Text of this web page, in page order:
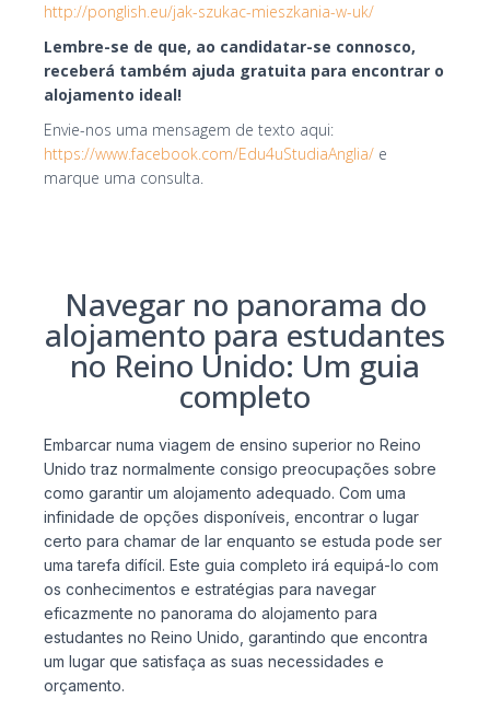
http://ponglish.eu/jak-szukac-mieszkania-w-uk/
Lembre-se de que, ao candidatar-se connosco,
receberá também ajuda gratuita para encontrar o
alojamento ideal!
Envie-nos uma mensagem de texto aqui:
https://www.facebook.com/Edu4uStudiaAnglia/ e
marque uma consulta.
Navegar no panorama do
alojamento para estudantes
no Reino Unido: Um guia
completo
Embarcar numa viagem de ensino superior no Reino
Unido traz normalmente consigo preocupações sobre
como garantir um alojamento adequado. Com uma
infinidade de opções disponíveis, encontrar o lugar
certo para chamar de lar enquanto se estuda pode ser
uma tarefa difícil. Este guia completo irá equipá-lo com
os conhecimentos e estratégias para navegar
eficazmente no panorama do alojamento para
estudantes no Reino Unido, garantindo que encontra
um lugar que satisfaça as suas necessidades e
orçamento.